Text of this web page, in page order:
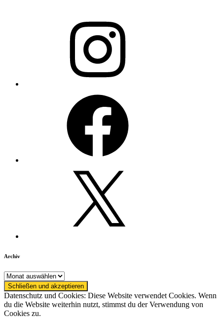
Archiv
Archiv
Datenschutz und Cookies: Diese Website verwendet Cookies. Wenn
du die Website weiterhin nutzt, stimmst du der Verwendung von
Cookies zu.